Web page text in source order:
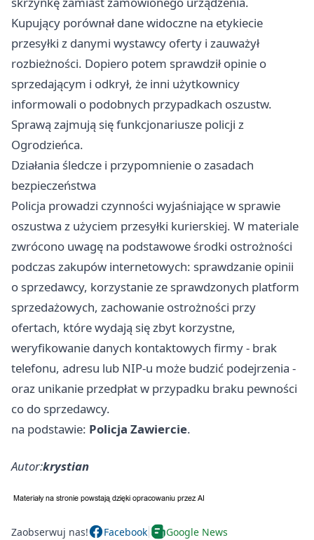
Kupujący porównał dane widoczne na etykiecie
przesyłki z danymi wystawcy oferty i zauważył
rozbieżności. Dopiero potem sprawdził opinie o
sprzedającym i odkrył, że inni użytkownicy
informowali o podobnych przypadkach oszustw.
Sprawą zajmują się funkcjonariusze policji z
Ogrodzieńca.
Działania śledcze i przypomnienie o zasadach
bezpieczeństwa
Policja prowadzi czynności wyjaśniające w sprawie
oszustwa z użyciem przesyłki kurierskiej. W materiale
zwrócono uwagę na podstawowe środki ostrożności
podczas zakupów internetowych: sprawdzanie opinii
o sprzedawcy, korzystanie ze sprawdzonych platform
sprzedażowych, zachowanie ostrożności przy
ofertach, które wydają się zbyt korzystne,
weryfikowanie danych kontaktowych firmy - brak
telefonu, adresu lub NIP-u może budzić podejrzenia -
oraz unikanie przedpłat w przypadku braku pewności
co do sprzedawcy.
na podstawie: Policja Zawiercie.
Autor:krystian
Zaobserwuj nas! Facebook Google News